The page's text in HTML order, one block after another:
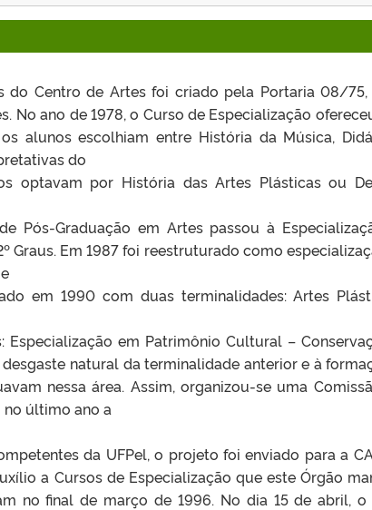
do Centro de Artes foi criado pela Portaria 08/
No ano de 1978, o Curso de Especialização
alunos escolhiam entre História da Música,
do
optavam por História das Artes Plásticas ou
Pós-Graduação em Artes passou à
Graus. Em 1987 foi reestruturado como
em 1990 com duas terminalidades: Artes
Especialização em Patrimônio Cultural –
natural da terminalidade anterior e à
nessa área. Assim, organizou-se uma
no último ano a
da UFPel, o projeto foi enviado para a
a Cursos de Especialização que este Órgão
no final de março de 1996. No dia 15 de abril, o